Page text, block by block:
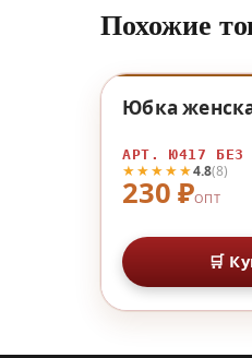
Похожие
230 ₽ОПТ
★★★★★4.8(8)
Юбка
АРТ. Ю417 БЕЗ
🛒